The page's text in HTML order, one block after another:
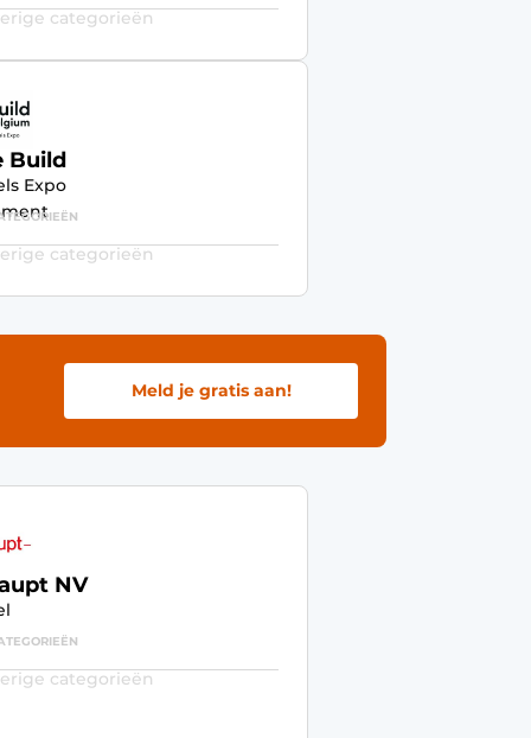
categorieën
Build
Expo
categorieën
Meld je gratis aan!
NV
categorieën